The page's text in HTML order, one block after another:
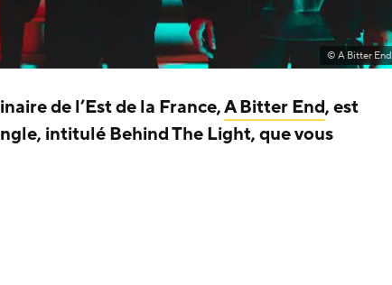
© A Bitter End
de l’Est de la France,A Bitter End, est
intitulé Behind The Light, que vous